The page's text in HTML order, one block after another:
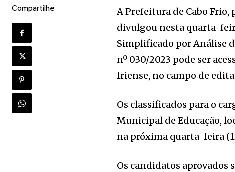
Compartilhe
A Prefeitura de Cabo
divulgou nesta quarta-
Simplificado por Análise
nº 030/2023 pode ser
friense, no campo de
Os classificados para o
Municipal de Educação,
na próxima quarta-feira
Os candidatos aprovados